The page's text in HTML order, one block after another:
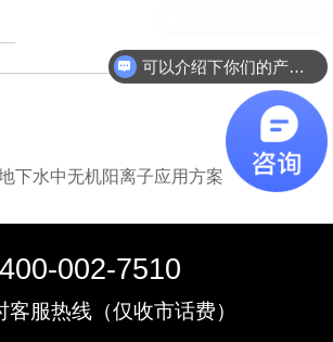
下水中无机阳离子应用方案
400-002-7510
客服热线（仅收市话费）
可以介绍下你们的产品么